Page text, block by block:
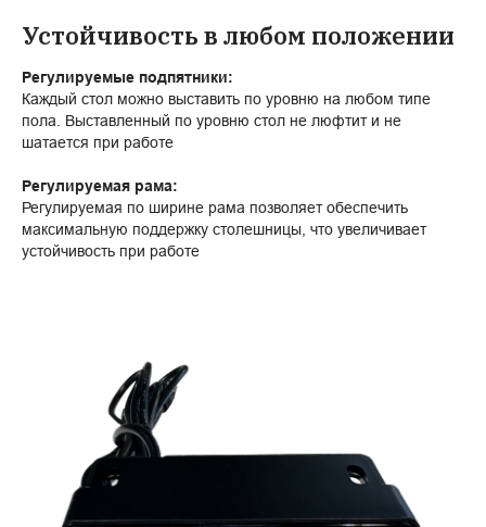
Устойчивость в любом положении
Регулируемые подпятники:
Каждый стол можно выставить по уровню на любом типе
пола. Выставленный по уровню стол не люфтит и не
шатается при работе
Регулируемая рама:
Регулируемая по ширине рама позволяет обеспечить
максимальную поддержку столешницы, что увеличивает
устойчивость при работе